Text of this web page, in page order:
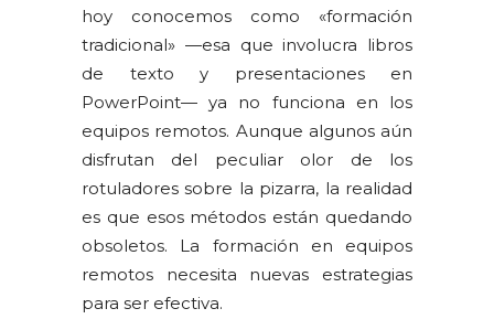
hoy conocemos como «formación
tradicional» —esa que involucra libros
de texto y presentaciones en
PowerPoint— ya no funciona en los
equipos remotos. Aunque algunos aún
disfrutan del peculiar olor de los
rotuladores sobre la pizarra, la realidad
es que esos métodos están quedando
obsoletos. La formación en equipos
remotos necesita nuevas estrategias
para ser efectiva.